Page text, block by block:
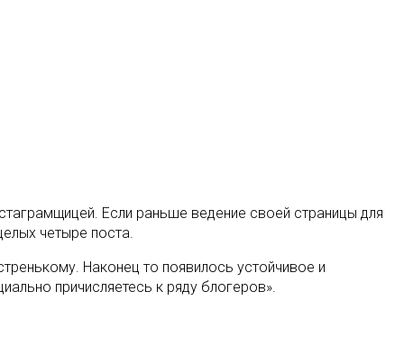
Если раньше ведение своей страницы для
четыре поста.
Наконец то появилось устойчивое и
причисляетесь к ряду блогеров».